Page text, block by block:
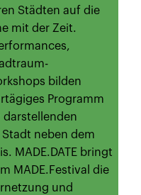
Städten auf die
mit der Zeit.
bilden
Programm
darstellenden
neben dem
MADE.DATE bringt
MADE.Festival die
und